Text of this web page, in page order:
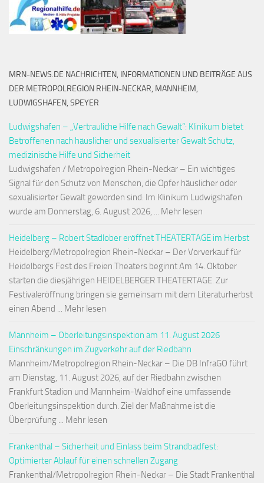
MRN-NEWS.DE NACHRICHTEN, INFORMATIONEN UND BEITRÄGE AUS
DER METROPOLREGION RHEIN-NECKAR, MANNHEIM,
LUDWIGSHAFEN, SPEYER
Ludwigshafen – „Vertrauliche Hilfe nach Gewalt“: Klinikum bietet
Betroffenen nach häuslicher und sexualisierter Gewalt Schutz,
medizinische Hilfe und Sicherheit
Ludwigshafen / Metropolregion Rhein-Neckar – Ein wichtiges
Signal für den Schutz von Menschen, die Opfer häuslicher oder
sexualisierter Gewalt geworden sind: Im Klinikum Ludwigshafen
wurde am Donnerstag, 6. August 2026, ... Mehr lesen
Heidelberg – Robert Stadlober eröffnet THEATERTAGE im Herbst
Heidelberg/Metropolregion Rhein-Neckar – Der Vorverkauf für
Heidelbergs Fest des Freien Theaters beginnt Am 14. Oktober
starten die diesjährigen HEIDELBERGER THEATERTAGE. Zur
Festivaleröffnung bringen sie gemeinsam mit dem Literaturherbst
einen Abend ... Mehr lesen
Mannheim – Oberleitungsinspektion am 11. August 2026
Einschränkungen im Zugverkehr auf der Riedbahn
Mannheim/Metropolregion Rhein-Neckar – Die DB InfraGO führt
am Dienstag, 11. August 2026, auf der Riedbahn zwischen
Frankfurt Stadion und Mannheim-Waldhof eine umfassende
Oberleitungsinspektion durch. Ziel der Maßnahme ist die
Überprüfung ... Mehr lesen
Frankenthal – Sicherheit und Einlass beim Strandbadfest:
Optimierter Ablauf für einen schnellen Zugang
Frankenthal/Metropolregion Rhein-Neckar – Die Stadt Frankenthal